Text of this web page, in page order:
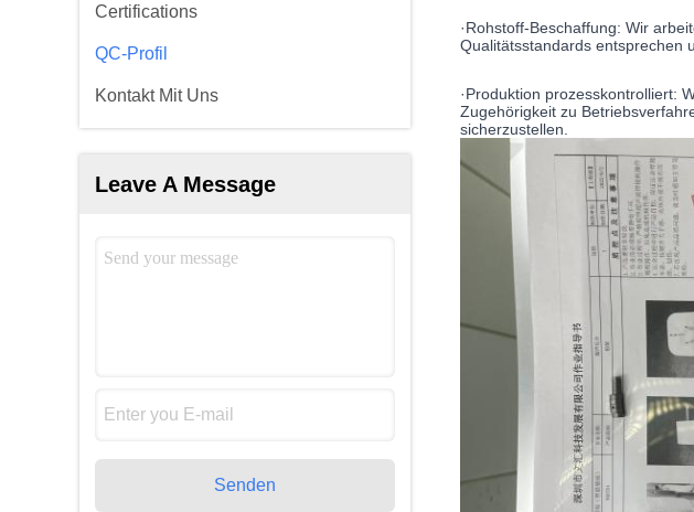
Certifications
QC-Profil
Kontakt Mit Uns
Leave A Message
Senden
·Rohstoff-Beschaffung: Wir
Qualitätsstandards entsprechen
·Produktion prozesskontrolliert:
Zugehörigkeit zu
sicherzustellen.